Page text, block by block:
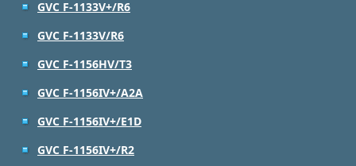
GVC F-1133V+/R6
GVC F-1133V/R6
GVC F-1156HV/T3
GVC F-1156IV+/A2A
GVC F-1156IV+/E1D
GVC F-1156IV+/R2